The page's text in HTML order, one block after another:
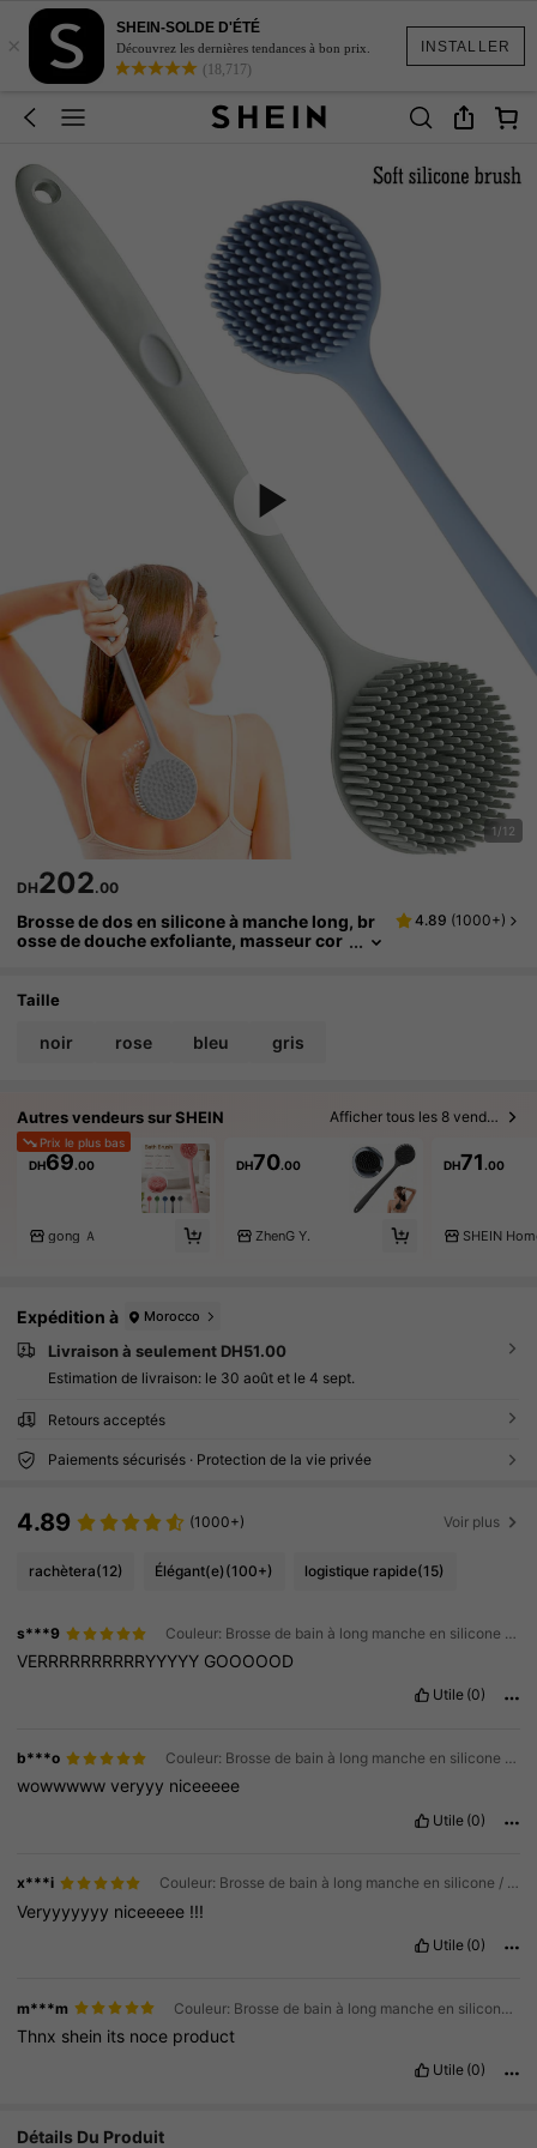
INSTALLER
×
SHEIN-SOLDE D'ÉTÉ
Découvrez les dernières tendances à bon prix.
(18,717)
1/12
DH202.00
Brosse de dos en silicone à manche long, br
osse de douche exfoliante, masseur cor
4.89 (1000+)
Taille
noir rose bleu gris
Autres vendeurs sur SHEIN Afficher tous les 8 vendeurs
Prix le plus bas
DH69.00
gong Ａ
DH70.00
ZhenG Y.
DH71 .00
SHEIN
Expédition à Morocco
Livraison à seulement DH51.00
Estimation de livraison: le 30 août et le 4 sept.
Retours acceptés
Paiements sécurisés · Protection de la vie privée
4.89 (1000+) Voir plus
rachètera(12) Élégant(e)(100+) logistique rapide(15)
s***9 Couleur: Brosse de bain à long manche en silicone / Taille: bleu
VERRRRRRRRRRYYYYY GOOOOOD
Utile (0)
b***o Couleur: Brosse de bain à long manche en silicone / Taille: gris
wowwwwwveryyy niceeeee
Utile (0)
x***i Couleur: Brosse de bain à long manche en silicone / Taille: bleu
Veryyyyyyy niceeeee !!!
Utile (0)
m***m
Thnx shein its noce product
Utile (0)
Détails Du Produit
4.93